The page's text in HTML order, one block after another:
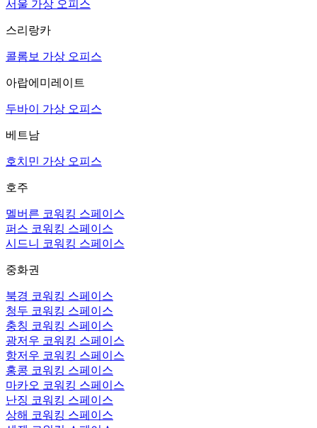
서울 가상 오피스
스리랑카
콜롬보 가상 오피스
아랍에미레이트
두바이 가상 오피스
베트남
호치민 가상 오피스
호주
멜버른 코워킹 스페이스
퍼스 코워킹 스페이스
시드니 코워킹 스페이스
중화권
북경 코워킹 스페이스
청두 코워킹 스페이스
충칭 코워킹 스페이스
광저우 코워킹 스페이스
항저우 코워킹 스페이스
홍콩 코워킹 스페이스
마카오 코워킹 스페이스
난징 코워킹 스페이스
상해 코워킹 스페이스